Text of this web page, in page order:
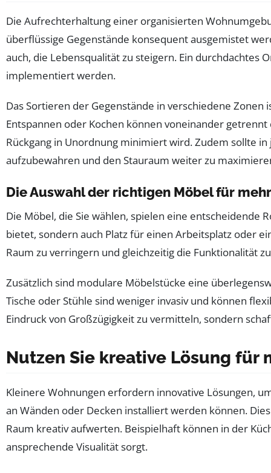
Die Aufrechterhaltung einer organisierten
überflüssige Gegenstände konsequent ausgemistet
auch, die Lebensqualität zu steigern. Ein durchdachtes
implementiert werden.
Das Sortieren der Gegenstände in verschiedene
Entspannen oder Kochen können voneinander
Rückgang in Unordnung minimiert wird. Zudem sollte
aufzubewahren und den Stauraum weiter zu
Die Auswahl der richtigen Möbel für
Die Möbel, die Sie wählen, spielen eine entscheidende
bietet, sondern auch Platz für einen Arbeitsplatz oder
Raum zu verringern und gleichzeitig die Funktionalität
Zusätzlich sind modulare Möbelstücke eine
Tische oder Stühle sind weniger invasiv und können
Eindruck von Großzügigkeit zu vermitteln, sondern
Nutzen Sie kreative Lösung für
Kleinere Wohnungen erfordern innovative Lösungen,
an Wänden oder Decken installiert werden können.
Raum kreativ aufwerten. Beispielhaft können in der
ansprechende Visualität sorgt.